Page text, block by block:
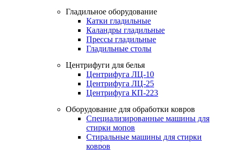
Гладильное оборудование
Катки гладильные
Каландры гладильные
Прессы гладильные
Гладильные столы
Центрифуги для белья
Центрифуга ЛЦ-10
Центрифуга ЛЦ-25
Центрифуга КП-223
Оборудование для обработки ковров
Специализированные машины для
стирки мопов
Стиральные машины для стирки
ковров